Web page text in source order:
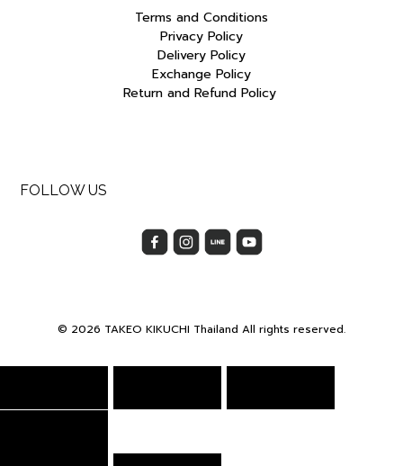
Terms and Conditions
Privacy Policy
Delivery Policy
Exchange Policy
Return and Refund Policy
FOLLOW US
© 2026 TAKEO KIKUCHI Thailand All rights reserved.